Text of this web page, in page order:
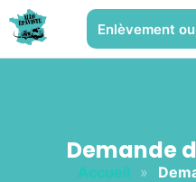
Enlèvement
Demande
Accueil »